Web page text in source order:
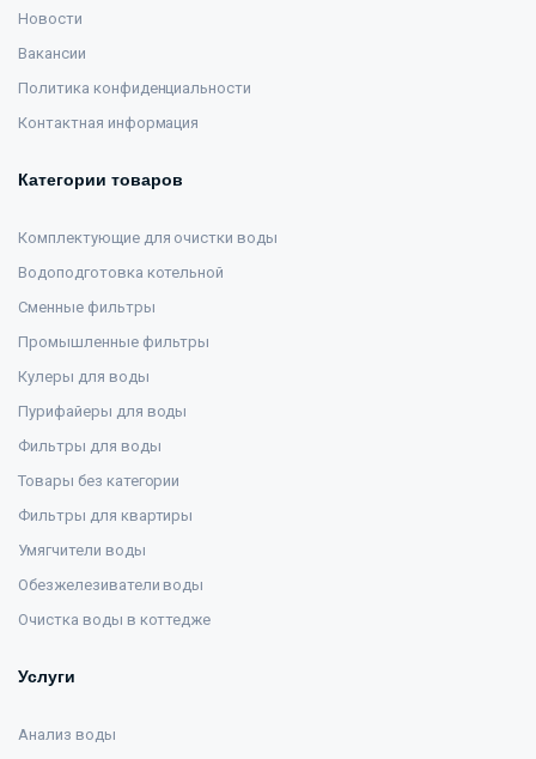
Новости
Вакансии
Политика конфиденциальности
Контактная информация
Категории товаров
Комплектующие для очистки воды
Водоподготовка котельной
Сменные фильтры
Промышленные фильтры
Кулеры для воды
Пурифайеры для воды
Фильтры для воды
Товары без категории
Фильтры для квартиры
Умягчители воды
Обезжелезиватели воды
Очистка воды в коттедже
Услуги
Анализ воды